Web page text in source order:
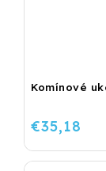
Komínové
€35,18